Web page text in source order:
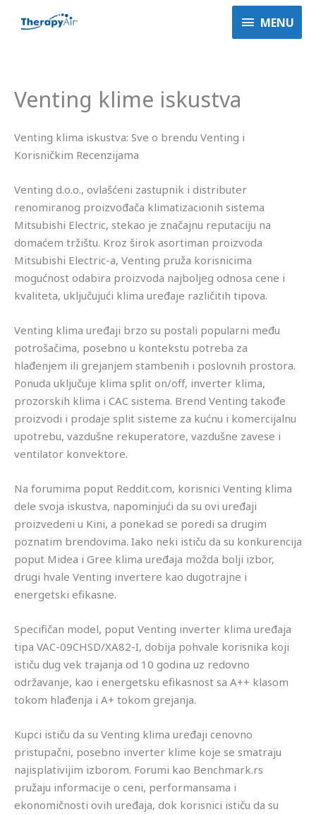
MENU
MENU
Venting klime iskustva
Venting klima iskustva: Sve o brendu Venting i
Korisničkim Recenzijama
Venting d.o.o., ovlašćeni zastupnik i distributer
renomiranog proizvođača klimatizacionih sistema
Mitsubishi Electric, stekao je značajnu reputaciju na
domaćem tržištu. Kroz širok asortiman proizvoda
Mitsubishi Electric-a, Venting pruža korisnicima
mogućnost odabira proizvoda najboljeg odnosa cene i
kvaliteta, uključujući klima uređaje različitih tipova.
Venting klima uređaji brzo su postali popularni među
potrošačima, posebno u kontekstu potreba za
hlađenjem ili grejanjem stambenih i poslovnih prostora.
Ponuda uključuje klima split on/off, inverter klima,
prozorskih klima i CAC sistema. Brend Venting takođe
proizvodi i prodaje split sisteme za kućnu i komercijalnu
upotrebu, vazdušne rekuperatore, vazdušne zavese i
ventilator konvektore.
Na forumima poput Reddit.com, korisnici Venting klima
dele svoja iskustva, napominjući da su ovi uređaji
proizvedeni u Kini, a ponekad se poredi sa drugim
poznatim brendovima. Iako neki ističu da su konkurencija
poput Midea i Gree klima uređaja možda bolji izbor,
drugi hvale Venting invertere kao dugotrajne i
energetski efikasne.
Specifičan model, poput Venting inverter klima uređaja
tipa VAC-09CHSD/XA82-I, dobija pohvale korisnika koji
ističu dug vek trajanja od 10 godina uz redovno
održavanje, kao i energetsku efikasnost sa A++ klasom
tokom hlađenja i A+ tokom grejanja.
Kupci ističu da su Venting klima uređaji cenovno
pristupačni, posebno inverter klime koje se smatraju
najisplativijim izborom. Forumi kao Benchmark.rs
pružaju informacije o ceni, performansama i
ekonomičnosti ovih uređaja, dok korisnici ističu da su